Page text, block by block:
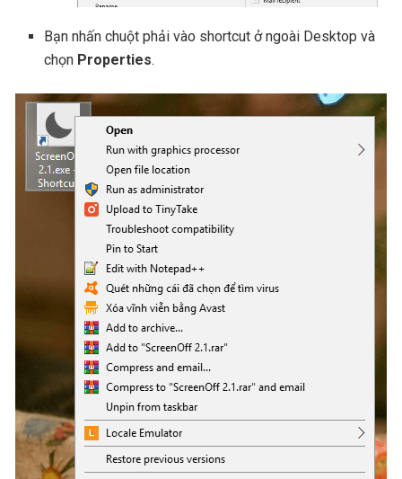
Bạn nhấn chuột phải vào shortcut ở ngoài Desktop và
chọn Properties.